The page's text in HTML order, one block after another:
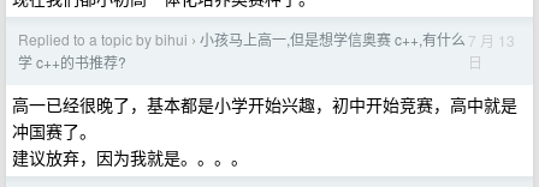
Replied to a topic by bihui › 小孩马上高一,但是想学信奥赛 c++,有什么
学 c++的书推荐?
7 月 13
日
高一已经很晚了，基本都是小学开始兴趣，初中开始竞赛，高中就是
冲国赛了。
建议放弃，因为我就是。。。。